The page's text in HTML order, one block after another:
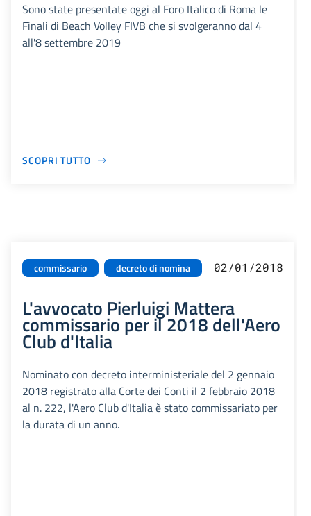
Sono state presentate oggi al Foro Italico di Roma le
Finali di Beach Volley FIVB che si svolgeranno dal 4
all'8 settembre 2019
SCOPRI TUTTO
commissario decreto di nomina 02/01/2018
L'avvocato Pierluigi Mattera
commissario per il 2018 dell'Aero
Club d'Italia
Nominato con decreto interministeriale del 2 gennaio
2018 registrato alla Corte dei Conti il 2 febbraio 2018
al n. 222, l'Aero Club d'Italia è stato commissariato per
la durata di un anno.